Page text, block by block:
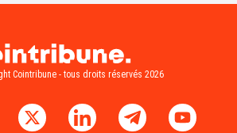
Cointribune - tous droits réservés 2026